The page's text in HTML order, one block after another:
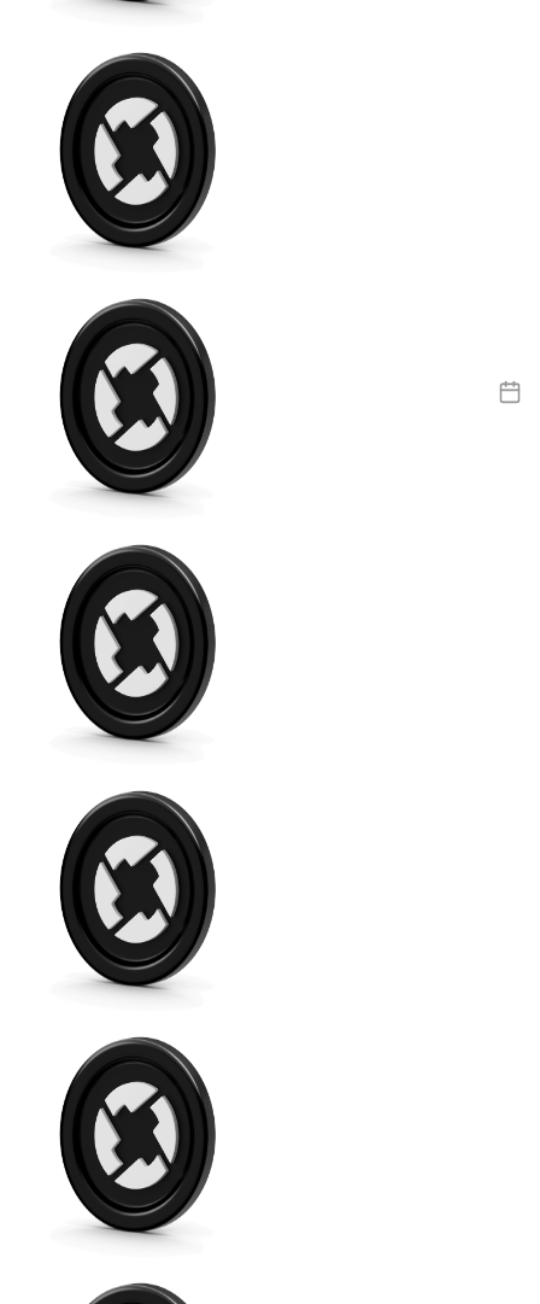
USD Coin
USDC
Litecoin
XRP
XRP
Ver todo
Efectivo
Compra criptomonedas con efectivo en tu tienda más
Comprar con efectivo
Transferencia SEPA
Añade fondos a tu cuenta Bitnovo o realiza compras
Comprar con Transferencia
Tarjeta de crédito / débito
Utiliza tarjetas Visa y Mastercard para comprar